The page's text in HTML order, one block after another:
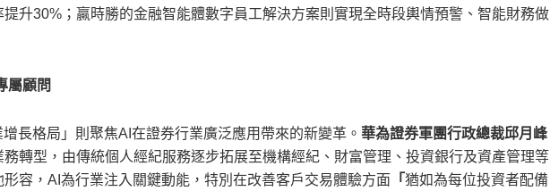
升30%；贏時勝的金融智能體數字員工解決方案則實現全時段輿情預警、智能財務做
屬顧問
長格局」則聚焦AI在證券行業廣泛應用帶來的新變革。 華為證券軍團行政總裁邱月峰
轉型，由傳統個人經紀服務逐步拓展至機構經紀、財富管理、投資銀行及資產管理等
容，AI為行業注入關鍵動能，特別在改善客戶交易體驗方面 「猶如為每位投資者配備